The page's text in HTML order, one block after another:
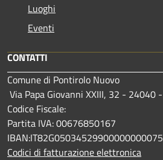
Luoghi
Eventi
CONTATTI
Comune di Pontirolo Nuovo
Via Papa Giovanni XXIII, 32 - 24040
Codice Fiscale:
Partita IVA: 00676850167
Codici di fatturazione elettronica